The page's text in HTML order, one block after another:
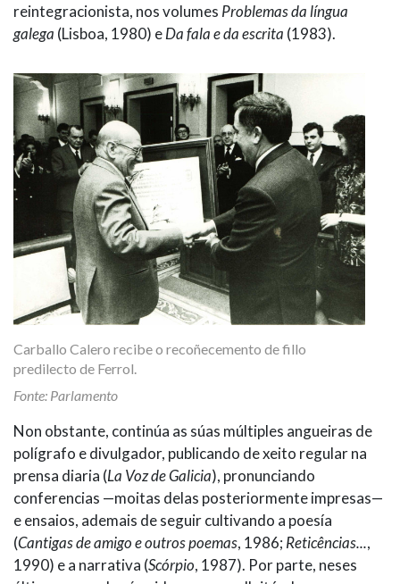
reintegracionista, nos volumes Problemas da língua
galega (Lisboa, 1980) eDa fala e da escrita (1983).
Carballo Calero recibe o recoñecemento de fillo
predilecto de Ferrol.
Fonte: Parlamento
Non obstante, continúa as súas múltiples angueiras de
polígrafo e divulgador, publicando de xeito regular na
prensa diaria (La Voz de Galicia), pronunciando
conferencias —moitas delas posteriormente impresas—
e ensaios, ademais de seguir cultivando a poesía
(Cantigas de amigo e outros poemas, 1986; Reticências...,
1990) e a narrativa (Scórpio, 1987). Por parte, neses